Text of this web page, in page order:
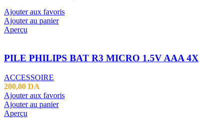
Ajouter aux favoris
Ajouter au panier
Aperçu
PILE PHILIPS BAT R3 MICRO 1.5V AAA 4X
ACCESSOIRE
200,00 DA
Ajouter aux favoris
Ajouter au panier
Aperçu